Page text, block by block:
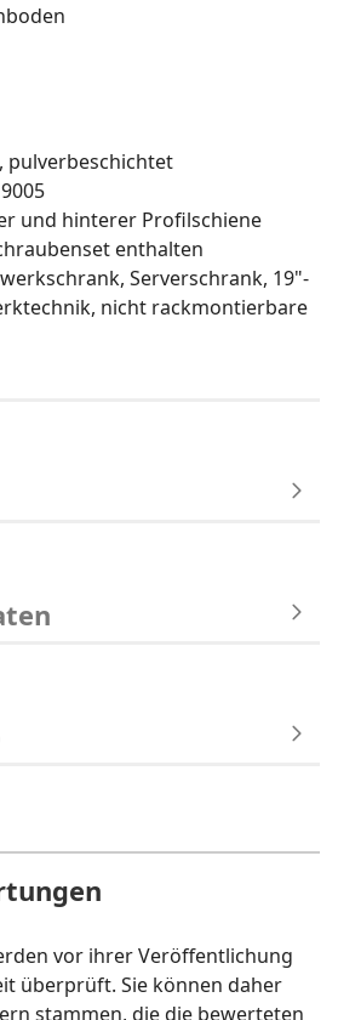
pulverbeschichtet
und hinterer Profilschiene
enthalten
Serverschrank, 19"-
nicht rackmontierbare
vor ihrer Veröffentlichung
überprüft. Sie können daher
stammen, die die bewerteten